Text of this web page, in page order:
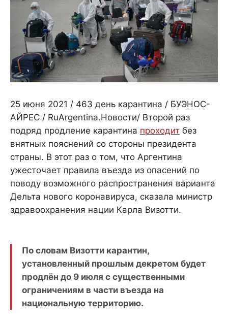
25 июня 2021 / 463 день карантина / БУЭНОС-
АЙРЕС / RuArgentina.Новости/ Второй раз
подряд продление карантина проходит без
внятных пояснений со стороны президента
страны. В этот раз о том, что Аргентина
ужесточает правила въезда из опасений по
поводу возможного распространения варианта
Дельта нового коронавируса, сказала министр
здравоохранения нации Карла Визотти.
По словам Визотти карантин,
установленный прошлым декретом будет
продлён до 9 июля с существенными
ограничениям в части въезда на
национальную территорию.